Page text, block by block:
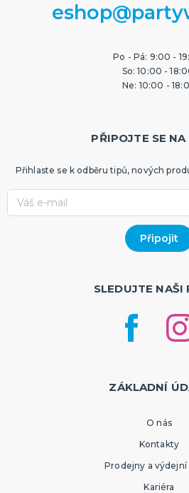
Po - Pá: 9:00 -
So: 10:00 -
Ne: 10:00 -
PŘIPOJTE SE NA
Přihlaste se k odběru tipů, nových
SLEDUJTE NAŠI
ZÁKLADNÍ
O nás
Kontakty
Prodejny a výdejní
Kariéra